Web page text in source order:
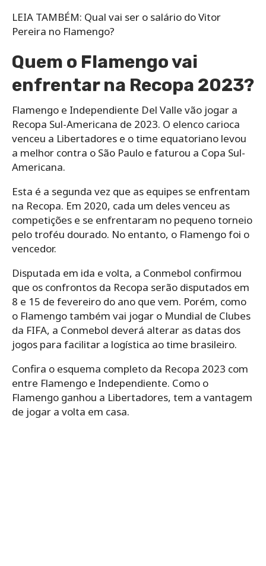
LEIA TAMBÉM: Qual vai ser o salário do Vitor
Pereira no Flamengo?
Quem o Flamengo vai
enfrentar na Recopa 2023?
Flamengo e Independiente Del Valle vão jogar a
Recopa Sul-Americana de 2023. O elenco carioca
venceu a Libertadores e o time equatoriano levou
a melhor contra o São Paulo e faturou a Copa Sul-
Americana.
Esta é a segunda vez que as equipes se enfrentam
na Recopa. Em 2020, cada um deles venceu as
competições e se enfrentaram no pequeno torneio
pelo troféu dourado. No entanto, o Flamengo foi o
vencedor.
Disputada em ida e volta, a Conmebol confirmou
que os confrontos da Recopa serão disputados em
8 e 15 de fevereiro do ano que vem. Porém, como
o Flamengo também vai jogar o Mundial de Clubes
da FIFA, a Conmebol deverá alterar as datas dos
jogos para facilitar a logística ao time brasileiro.
Confira o esquema completo da Recopa 2023 com
entre Flamengo e Independiente. Como o
Flamengo ganhou a Libertadores, tem a vantagem
de jogar a volta em casa.